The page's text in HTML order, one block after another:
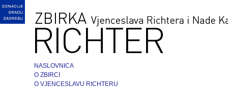
NASLOVNICA
O ZBIRCI
O VJENCESLAVU RICHTERU